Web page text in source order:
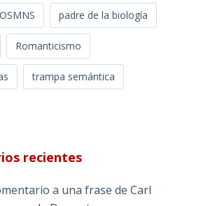
OSMNS padre de la biología
Romanticismo
trampa semántica
recientes
a una frase de Carl